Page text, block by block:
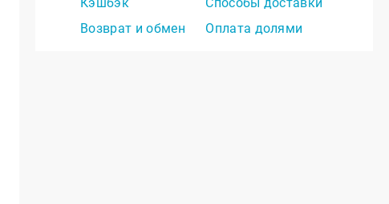
Кэшбэк
Способы доставки
Возврат и обмен
Оплата долями